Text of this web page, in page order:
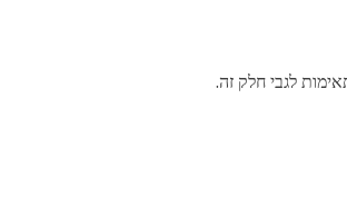
• Helps prevent damage to
• Reduces the effort required to
לגבי חלק זה.